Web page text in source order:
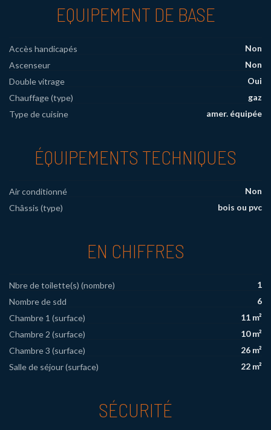
EQUIPEMENT DE BASE
Accès handicapés
Non
Ascenseur
Non
Double vitrage
Oui
Chauffage (type)
gaz
Type de cuisine
amer. équipée
ÉQUIPEMENTS TECHNIQUES
Air conditionné
Non
Châssis (type)
bois ou pvc
EN CHIFFRES
Nbre de toilette(s) (nombre)
1
Nombre de sdd
6
Chambre 1 (surface)
11 m²
Chambre 2 (surface)
10 m²
Chambre 3 (surface)
26 m²
Salle de séjour (surface)
22 m²
SÉCURITÉ